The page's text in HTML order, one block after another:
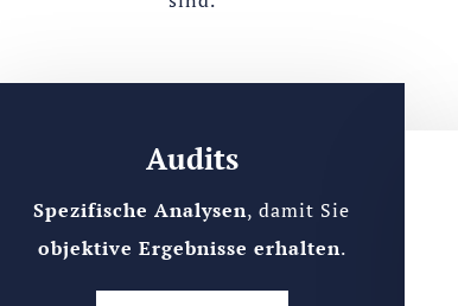
Audits
Spezifische Analysen, damit Sie
objektive Ergebnisse erhalten.